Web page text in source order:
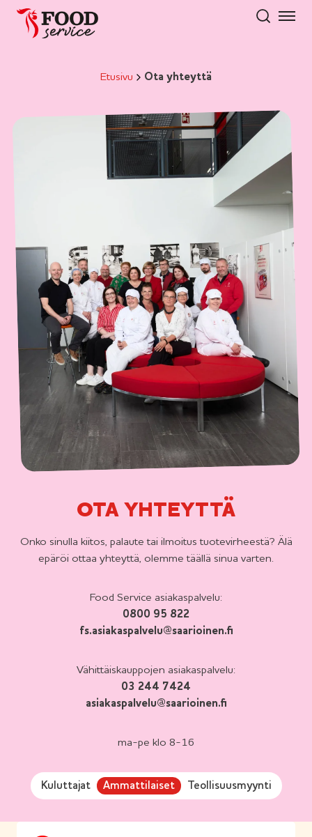
Hyppää
sisältöön
Etusivu Ota yhteyttä
OTA YHTEYTTÄ
Onko sinulla kiitos, palaute tai ilmoitus tuotevirheestä? Älä
epäröi ottaa yhteyttä, olemme täällä sinua varten.
Food Service asiakaspalvelu:
0800 95 822
fs.asiakaspalvelu@saarioinen.fi
Vähittäiskauppojen asiakaspalvelu:
03 244 7424
asiakaspalvelu@saarioinen.fi
ma-pe klo 8-16
Kuluttajat Ammattilaiset Teollisuusmyynti